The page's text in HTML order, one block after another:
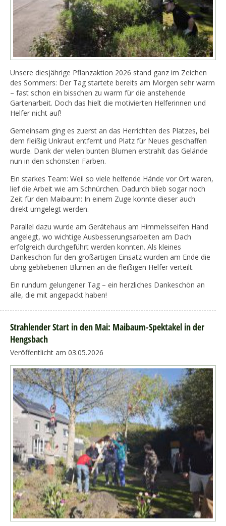
Unsere diesjährige Pflanzaktion 2026 stand ganz im Zeichen
des Sommers: Der Tag startete bereits am Morgen sehr warm
– fast schon ein bisschen zu warm für die anstehende
Gartenarbeit. Doch das hielt die motivierten Helferinnen und
Helfer nicht auf!
Gemeinsam ging es zuerst an das Herrichten des Platzes, bei
dem fleißig Unkraut entfernt und Platz für Neues geschaffen
wurde. Dank der vielen bunten Blumen erstrahlt das Gelände
nun in den schönsten Farben.
Ein starkes Team: Weil so viele helfende Hände vor Ort waren,
lief die Arbeit wie am Schnürchen. Dadurch blieb sogar noch
Zeit für den Maibaum: In einem Zuge konnte dieser auch
direkt umgelegt werden.
Parallel dazu wurde am Gerätehaus am Himmelsseifen Hand
angelegt, wo wichtige Ausbesserungsarbeiten am Dach
erfolgreich durchgeführt werden konnten. Als kleines
Dankeschön für den großartigen Einsatz wurden am Ende die
übrig gebliebenen Blumen an die fleißigen Helfer verteilt.
Ein rundum gelungener Tag – ein herzliches Dankeschön an
alle, die mit angepackt haben!
Strahlender Start in den Mai: Maibaum-Spektakel in der
Hengsbach
Veröffentlicht am 03.05.2026